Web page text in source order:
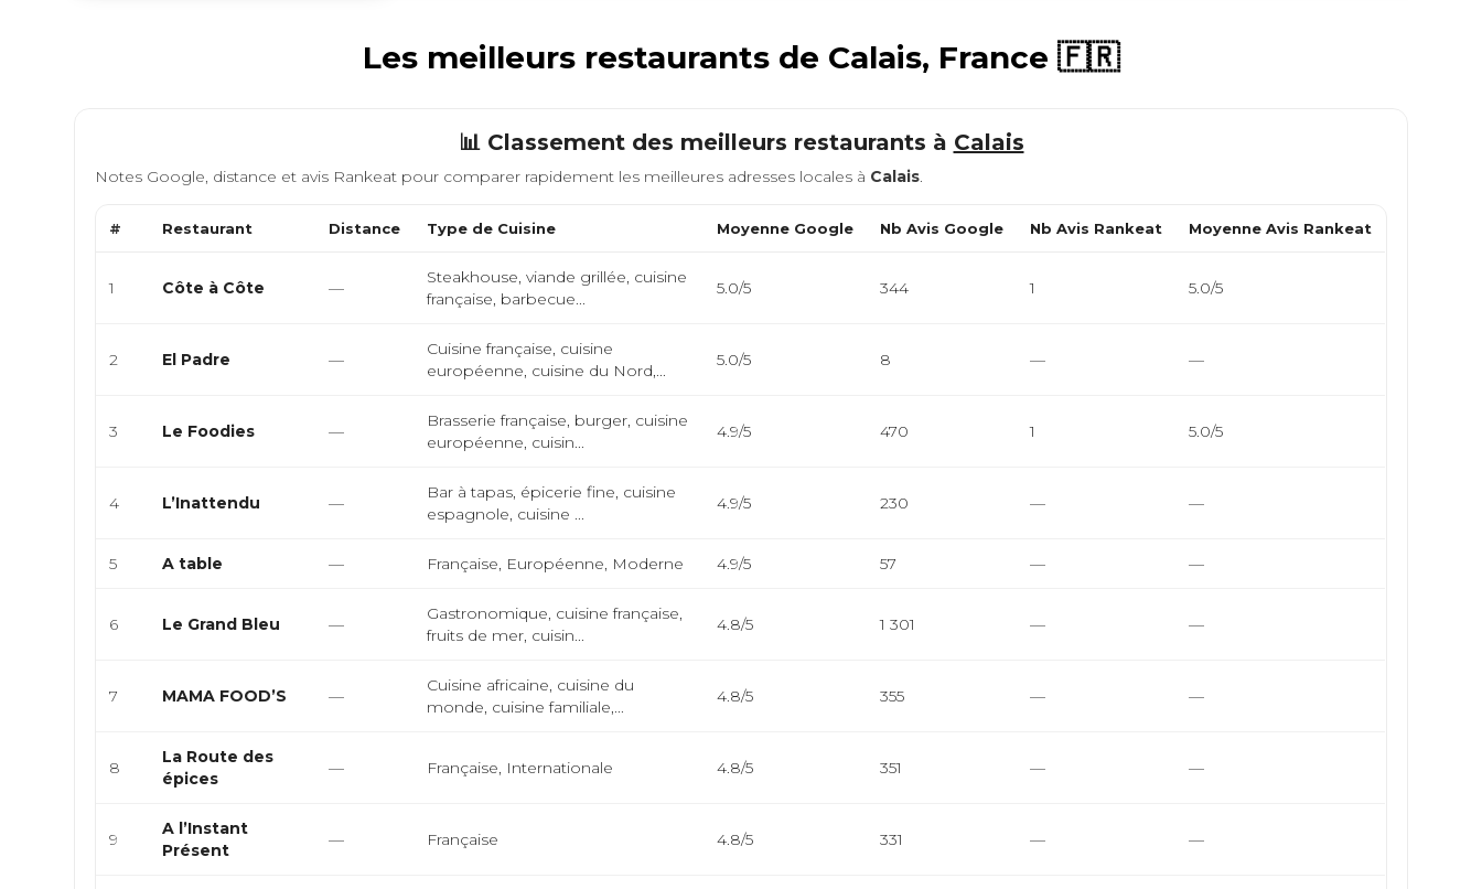
Les meilleurs restaurants de Calais, France 🇫🇷
📊 Classement des meilleurs restaurants à Calais
Notes Google, distance et avis Rankeat pour comparer rapidement les meilleures adresses locales à Calais.
# Restaurant Distance Type de Cuisine Moyenne Google Nb Avis Google Nb Avis Rankeat Moyenne Avis Rankeat
1 Côte à Côte —
Steakhouse, viande grillée, cuisine
française, barbecue...
5.0/5 344 1 5.0/5
2 El Padre —
Cuisine française, cuisine
européenne, cuisine du Nord,...
5.0/5 8 — —
3 Le Foodies —
Brasserie française, burger, cuisine
européenne, cuisin...
4.9/5 470 1 5.0/5
4 L’Inattendu —
Bar à tapas, épicerie fine, cuisine
espagnole, cuisine ...
4.9/5 230 — —
5 A table — Française, Européenne, Moderne 4.9/5 57 — —
6 Le Grand Bleu —
Gastronomique, cuisine française,
fruits de mer, cuisin...
4.8/5 1 301 — —
7 MAMA FOOD’S —
Cuisine africaine, cuisine du
monde, cuisine familiale,...
4.8/5 355 — —
8
La Route des
épices
— Française, Internationale 4.8/5 351 — —
9
A l’Instant
Présent
— Française 4.8/5 331 — —